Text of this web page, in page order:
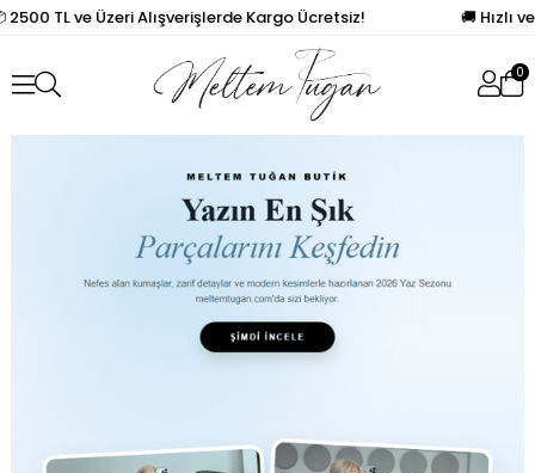
TL ve Üzeri Alışverişlerde Kargo Ücretsiz! 🚚 Hızlı
0